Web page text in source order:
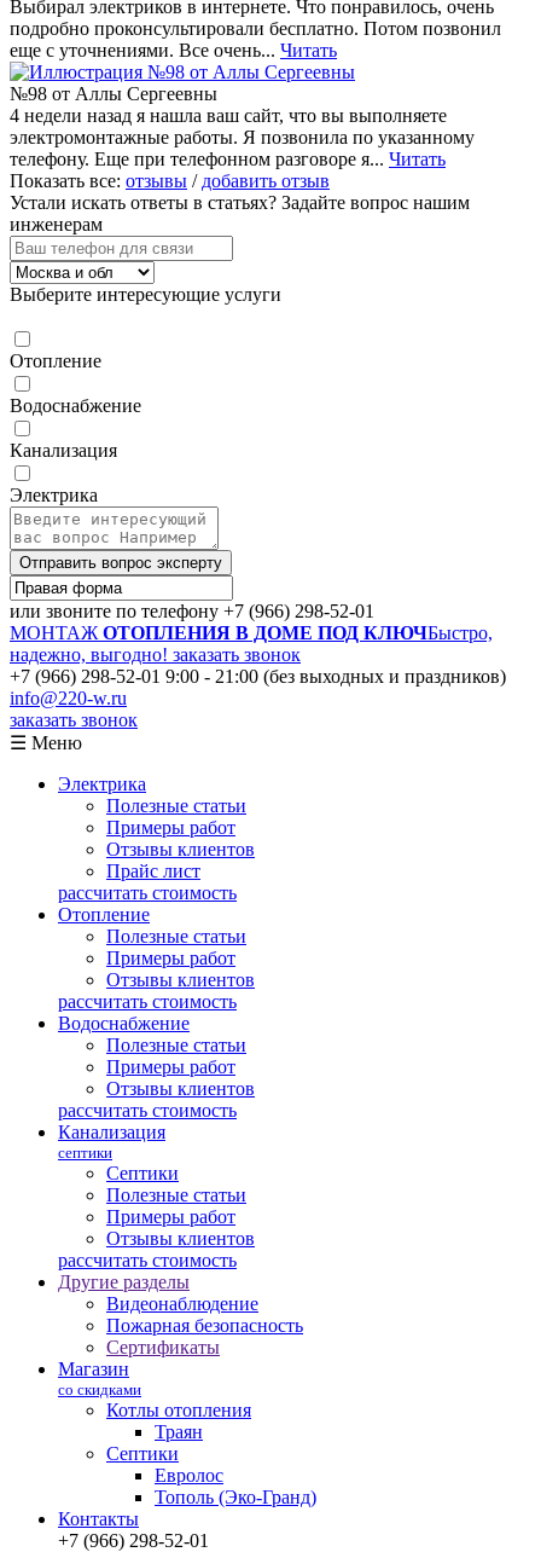
Выбирал электриков в интернете. Что понравилось, очень
подробно проконсультировали бесплатно. Потом позвонил
еще с уточнениями. Все очень... Читать
№98 от Аллы Сергеевны
4 недели назад я нашла ваш сайт, что вы выполняете
электромонтажные работы. Я позвонила по указанному
телефону. Еще при телефонном разговоре я... Читать
Показать все: отзывы / добавить отзыв
Устали искать ответы в статьях? Задайте вопрос нашим
инженерам
Выберите интересующие услуги
Отопление
Водоснабжение
Канализация
Электрика
Отправить вопрос эксперту
или звоните по телефону +7 (966) 298-52-01
МОНТАЖ ОТОПЛЕНИЯ В ДОМЕ ПОД КЛЮЧБыстро,
надежно, выгодно! заказать звонок
+7 (966) 298-52-01 9:00 - 21:00 (без выходных и праздников)
info@220-w.ru
заказать звонок
☰ Меню
Электрика
Полезные статьи
Примеры работ
Отзывы клиентов
Прайс лист
рассчитать стоимость
Отопление
Полезные статьи
Примеры работ
Отзывы клиентов
рассчитать стоимость
Водоснабжение
Полезные статьи
Примеры работ
Отзывы клиентов
рассчитать стоимость
Канализация
септики
Септики
Полезные статьи
Примеры работ
Отзывы клиентов
рассчитать стоимость
Другие разделы
Видеонаблюдение
Пожарная безопасность
Сертификаты
Магазин
со скидками
Котлы отопления
Траян
Септики
Евролос
Тополь (Эко-Гранд)
Контакты
+7 (966) 298-52-01